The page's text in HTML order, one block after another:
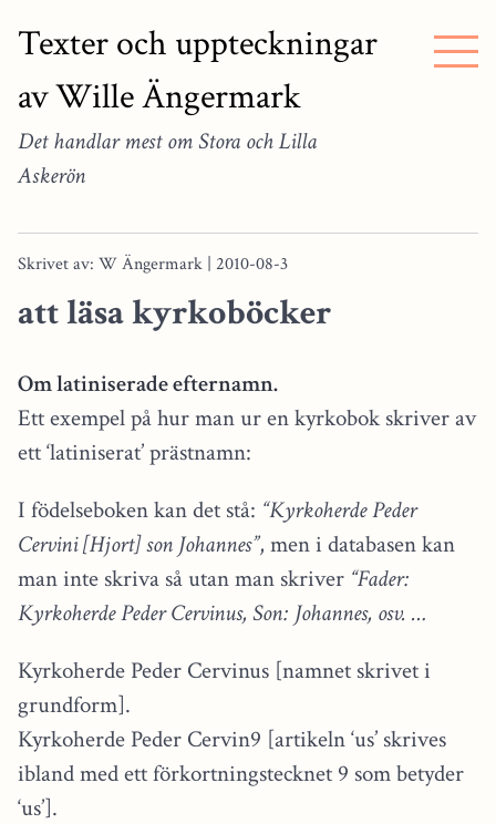
Texter och uppteckningar
av Wille Ängermark
Det handlar mest om Stora och Lilla
Askerön
Skrivet av: W Ängermark | 2010-08-3
att läsa kyrkoböcker
Om latiniserade efternamn.
Ett exempel på hur man ur en kyrkobok skriver av
ett ‘latiniserat’ prästnamn:
I födelseboken kan det stå: “Kyrkoherde Peder
Cervini [Hjort] son Johannes”, men i databasen kan
man inte skriva så utan man skriver “Fader:
Kyrkoherde Peder Cervinus, Son: Johannes, osv. …
Kyrkoherde Peder Cervinus [namnet skrivet i
grundform].
Kyrkoherde Peder Cervin9 [artikeln ‘us’ skrives
ibland med ett förkortningstecknet 9 som betyder
‘us’].